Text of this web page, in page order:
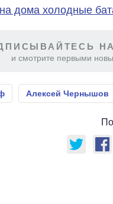
дома холодные
НА
и смотрите первыми
Алексей Чернышов